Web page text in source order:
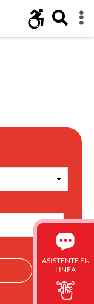
ASISTENTE EN
LINEA